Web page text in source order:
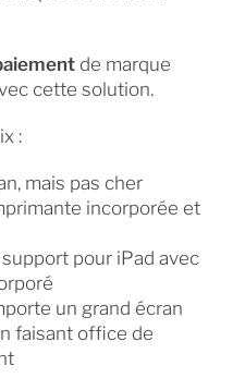
de marque
cette solution.
:
mais pas cher
incorporée et
pour iPad avec
un grand écran
faisant office de